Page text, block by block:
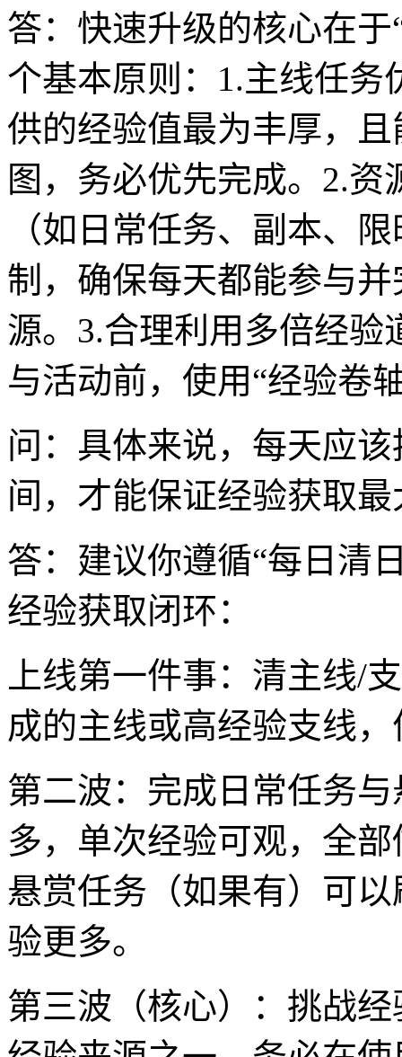
答：快速升级的核心在
个基本原则：1.主线任
供的经验值最为丰厚，
图，务必优先完成。2.
（如日常任务、副本、
制，确保每天都能参与
源。3.合理利用多倍经
与活动前，使用“经验卷
问：具体来说，每天应
间，才能保证经验获取
答：建议你遵循“每日清
经验获取闭环：
上线第一件事：清主线/
成的主线或高经验支线
第二波：完成日常任务
多，单次经验可观，全
悬赏任务（如果有）可
验更多。
第三波（核心）：挑战